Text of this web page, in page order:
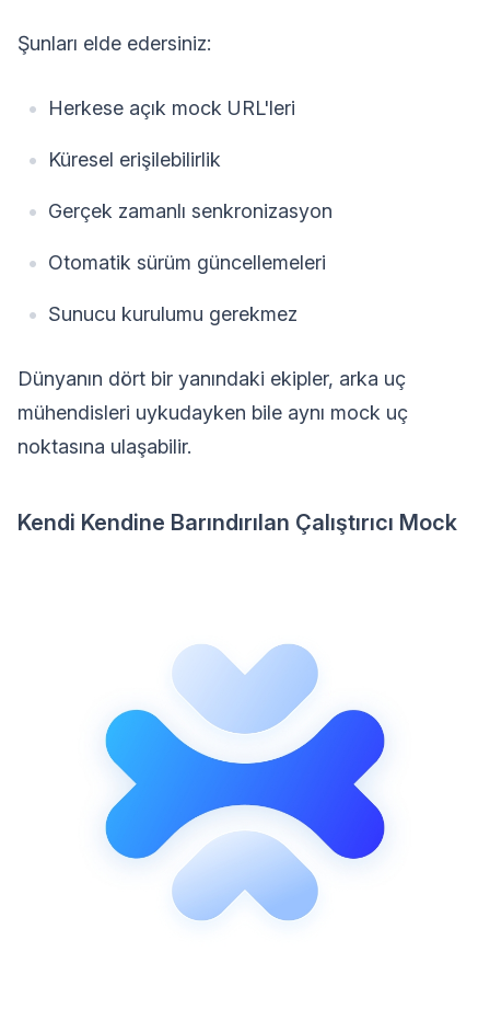
Şunları elde edersiniz:
Herkese açık mock URL'leri
Küresel erişilebilirlik
Gerçek zamanlı senkronizasyon
Otomatik sürüm güncellemeleri
Sunucu kurulumu gerekmez
Dünyanın dört bir yanındaki ekipler, arka uç
mühendisleri uykudayken bile aynı mock uç
noktasına ulaşabilir.
Kendi Kendine Barındırılan Çalıştırıcı Mock